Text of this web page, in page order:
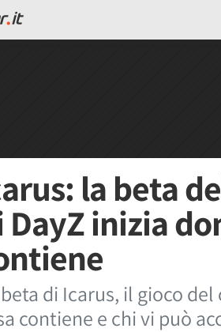
la beta
DayZ inizia
di Icarus, il gioco
contiene e chi vi può